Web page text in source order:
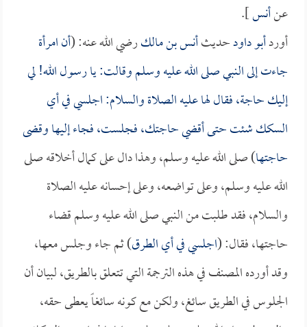
عنأنس].
أوردأبو داودحديثأنس بن مالكرضي الله عنه: (أن امرأة
جاءت إلى النبي صلى الله عليه وسلم وقالت: يا رسول الله! لي
إليك حاجة، فقال لها عليه الصلاة والسلام: اجلسي في أي
السكك شئت حتى أقضي حاجتك، فجلست، فجاء إليها وقضى
حاجتها) صلى الله عليه وسلم، وهذا دال على كمال أخلاقه صلى
الله عليه وسلم، وعلى تواضعه، وعلى إحسانه عليه الصلاة
والسلام، فقد طلبت من النبي صلى الله عليه وسلم قضاء
حاجتها، فقال: (اجلسي في أي الطرق) ثم جاء وجلس معها،
وقد أورده المصنف في هذه الترجمة التي تتعلق بالطريق، لبيان أن
الجلوس في الطريق سائغ، ولكن مع كونه سائغاً يعطى حقه،